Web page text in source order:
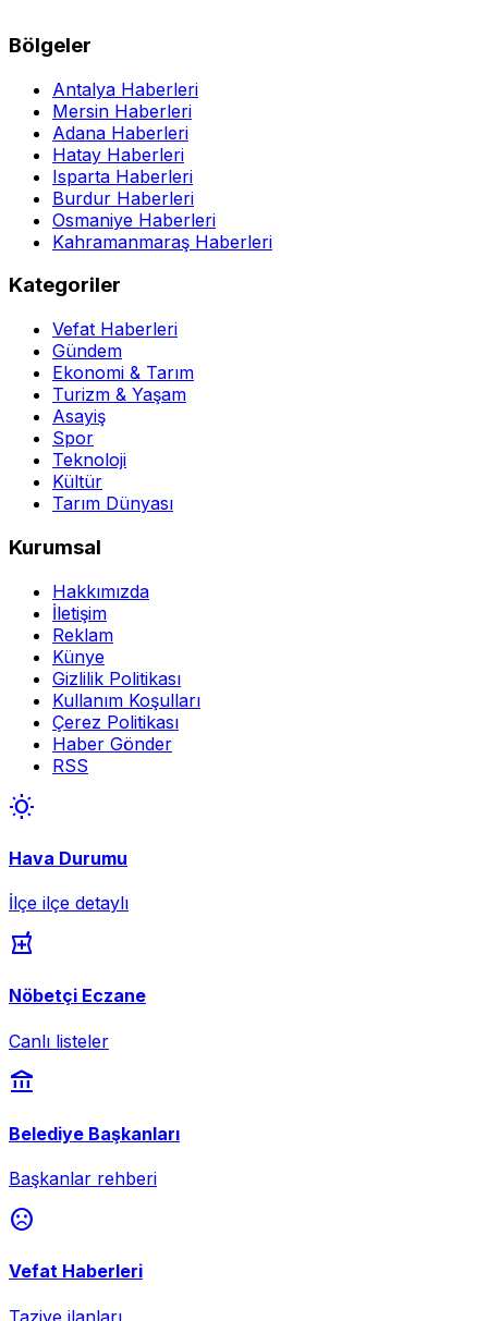
Bölgeler
Antalya Haberleri
Mersin Haberleri
Adana Haberleri
Hatay Haberleri
Isparta Haberleri
Burdur Haberleri
Osmaniye Haberleri
Kahramanmaraş Haberleri
Kategoriler
Vefat Haberleri
Gündem
Ekonomi & Tarım
Turizm & Yaşam
Asayiş
Spor
Teknoloji
Kültür
Tarım Dünyası
Kurumsal
Hakkımızda
İletişim
Reklam
Künye
Gizlilik Politikası
Kullanım Koşulları
Çerez Politikası
Haber Gönder
RSS
wb_sunny
Hava Durumu
İlçe ilçe detaylı
local_pharmacy
Nöbetçi Eczane
Canlı listeler
account_balance
Belediye Başkanları
Başkanlar rehberi
sentiment_dissatisfied
Vefat Haberleri
Taziye ilanları